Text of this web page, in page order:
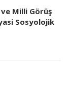
Milli Görüş
Sosyolojik